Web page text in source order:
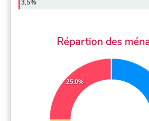
3,5%
Répartion des
25.0%